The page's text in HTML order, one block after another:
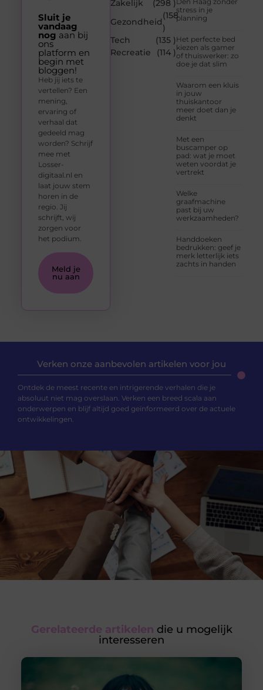
Zakelijk
(298 )
Gezondheid
(158
)
Tech
(135 )
Recreatie
(114 )
stress in je
planning
Het perfecte bed
kiezen als gamer
of thuiswerker: zo
doe je dat slim
Waarom een kluis
in jouw
thuiskantoor
meer doet dan je
denkt
Met een
buscamper op
pad: wat je moet
weten voordat je
vertrekt
Welke
graafmachine
past bij uw
werkzaamheden?
Handdoeken
bedrukken: geef je
merk letterlijk iets
zachts in handen
Sluit je
vandaag
nog aan bij
ons
platform en
begin met
bloggen!
Heb jij iets te
vertellen? Een
mening,
ervaring of
verhaal dat
gedeeld mag
worden? Schrijf
mee met
Losser-
digitaal.nl en
laat jouw stem
horen in de
regio. Jij
schrijft, wij
zorgen voor
het podium.
Meld je
nu aan
Verken onze aanbevolen artikelen voor jou
Ontdek de meest recente en intrigerende verhalen die je
absoluut niet mag overslaan. Verken een breed scala aan
onderwerpen en blijf altijd goed geïnformeerd over de actuele
ontwikkelingen.
Gerelateerde artikelen die u mogelijk
interesseren